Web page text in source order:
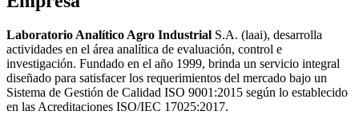
Laboratorio Analítico Agro Industrial S.A. (laai), desarrolla
actividades en el área analítica de evaluación, control e
investigación. Fundado en el año 1999, brinda un servicio integral
diseñado para satisfacer los requerimientos del mercado bajo un
Sistema de Gestión de Calidad ISO 9001:2015 según lo establecido
en las Acreditaciones ISO/IEC 17025:2017.